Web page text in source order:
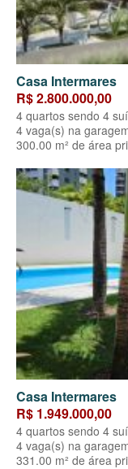
Casa Intermares
R$ 2.800.000,00
4 quartos sendo 4
4 vaga(s) na
300.00 m² de área
Casa Intermares
R$ 1.949.000,00
4 quartos sendo 4
4 vaga(s) na
331.00 m² de área